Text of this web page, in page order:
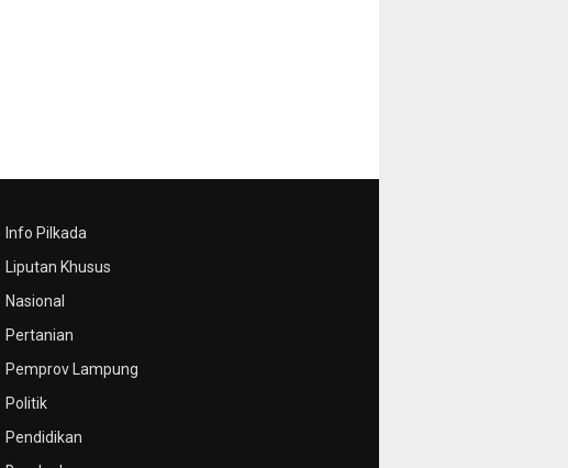
Info Pilkada
Liputan Khusus
Nasional
Pertanian
Pemprov Lampung
Politik
Pendidikan